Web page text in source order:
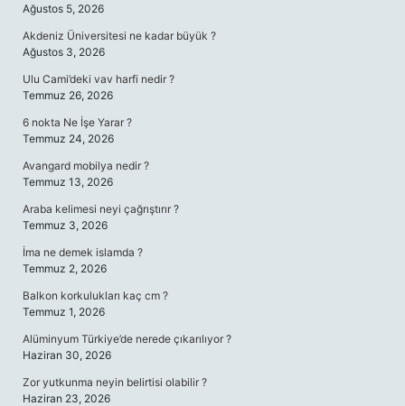
Ağustos 5, 2026
Akdeniz Üniversitesi ne kadar büyük ?
Ağustos 3, 2026
Ulu Cami’deki vav harfi nedir ?
Temmuz 26, 2026
6 nokta Ne İşe Yarar ?
Temmuz 24, 2026
Avangard mobilya nedir ?
Temmuz 13, 2026
Araba kelimesi neyi çağrıştırır ?
Temmuz 3, 2026
İma ne demek islamda ?
Temmuz 2, 2026
Balkon korkulukları kaç cm ?
Temmuz 1, 2026
Alüminyum Türkiye’de nerede çıkarılıyor ?
Haziran 30, 2026
Zor yutkunma neyin belirtisi olabilir ?
Haziran 23, 2026